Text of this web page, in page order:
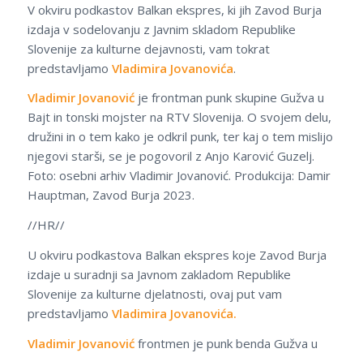
V okviru podkastov Balkan ekspres, ki jih Zavod Burja
izdaja v sodelovanju z Javnim skladom Republike
Slovenije za kulturne dejavnosti, vam tokrat
predstavljamo Vladimira Jovanovića.
Vladimir Jovanovićje frontman punk skupine Gužva u
Bajt in tonski mojster na RTV Slovenija. O svojem delu,
družini in o tem kako je odkril punk, ter kaj o tem mislijo
njegovi starši, se je pogovoril z Anjo Karović Guzelj.
Foto: osebni arhiv Vladimir Jovanović. Produkcija: Damir
Hauptman, Zavod Burja 2023.
//HR//
U okviru podkastova Balkan ekspres koje Zavod Burja
izdaje u suradnji sa Javnom zakladom Republike
Slovenije za kulturne djelatnosti, ovaj put vam
predstavljamo Vladimira Jovanovića.
Vladimir Jovanovićfrontmen je punk benda Gužva u